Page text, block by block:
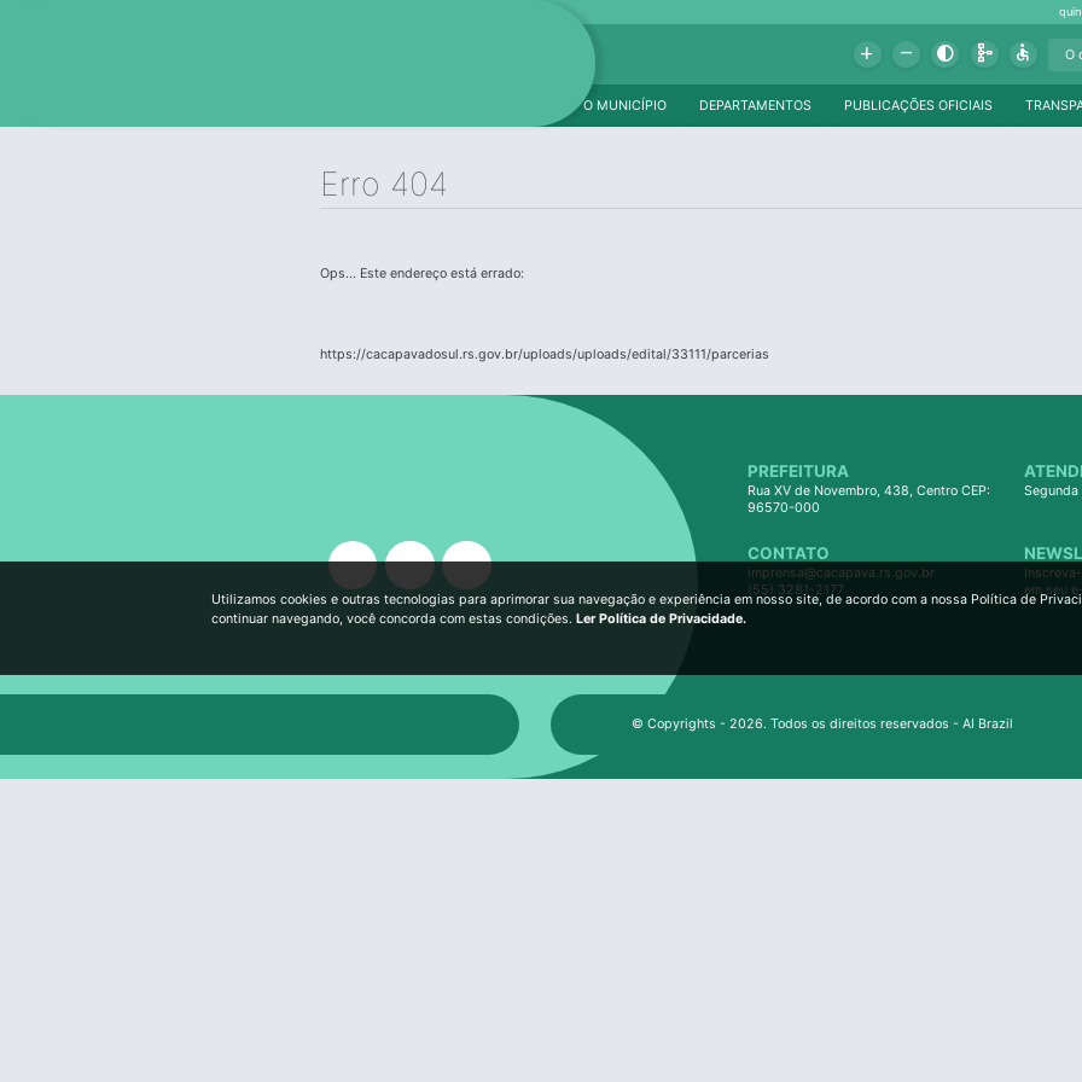
Add Remove Contrast Schema Accessible
PUBLICAÇÕES OFICIAIS
DEPARTAMENTOS
O MUNICÍPIO
Erro 404
Ops... Este endereço está errado:
https://cacapavadosul.rs.gov.br/uploads/uploads/edital/33111/parcerias
PREFEITURA
Rua XV de Novembro, 438, Centro CEP:
96570-000
Segunda
CONTATO
imprensa@cacapava.rs.gov.br
(55) 3281-2177
em seu
© Copyrights - 2026. Todos os direitos reservados - AI Brazil
Utilizamos cookies e outras tecnologias para aprimorar sua navegação e experiência em nosso site, de acordo com a nossa Política de
continuar navegando, você concorda com estas condições. Ler Política de Privacidade.